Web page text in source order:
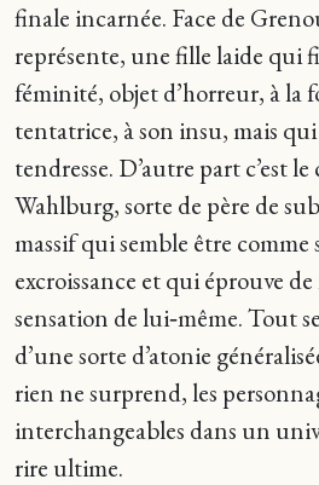
finale incarnée. Face de
représente, une fille laide qui
féminité, objet d’horreur, à la
tentatrice, à son insu, mais
tendresse. D’autre part c’est
Wahlburg, sorte de père de
massif qui semble être comme
excroissance et qui éprouve
sensation de lui‑même. Tout
d’une sorte d’atonie
rien ne surprend, les
interchangeables dans un
rire ultime.